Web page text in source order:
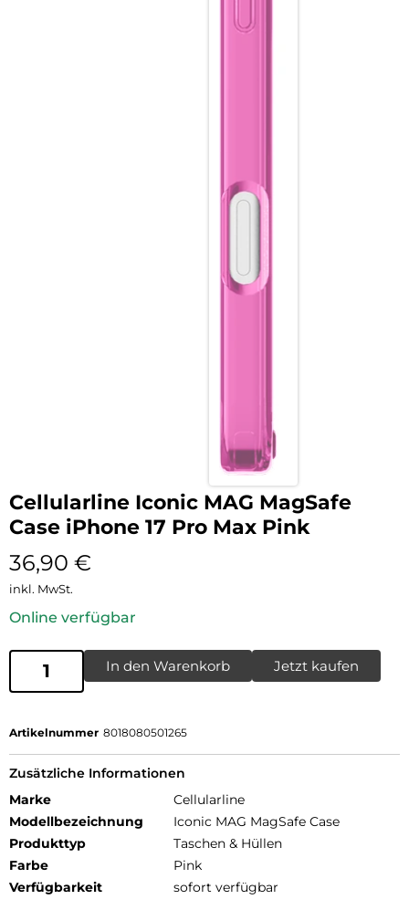
Cellularline Iconic MAG MagSafe
Case iPhone 17 Pro Max Pink
36,90 €
inkl. MwSt.
Online verfügbar
In den Warenkorb Jetzt kaufen
Artikelnummer 8018080501265
Zusätzliche Informationen
Marke
Cellularline
Modellbezeichnung
Iconic MAG MagSafe Case
Produkttyp
Taschen & Hüllen
Farbe
Pink
Verfügbarkeit
sofort verfügbar